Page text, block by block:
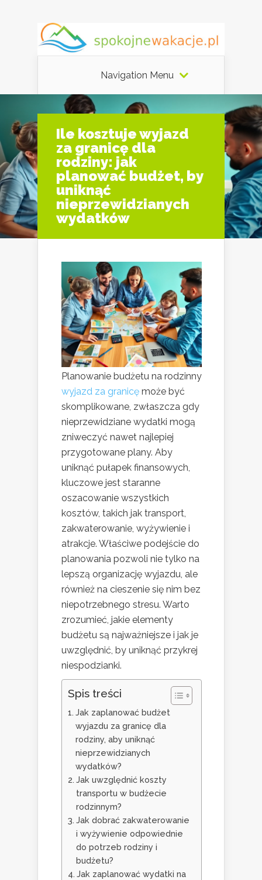
Navigation Menu
Ile kosztuje wyjazd
za granicę dla
rodziny: jak
planować budżet, by
uniknąć
nieprzewidzianych
wydatków
Planowanie budżetu na rodzinny
wyjazd za granicę może być
skomplikowane, zwłaszcza gdy
nieprzewidziane wydatki mogą
zniweczyć nawet najlepiej
przygotowane plany. Aby
uniknąć pułapek finansowych,
kluczowe jest staranne
oszacowanie wszystkich
kosztów, takich jak transport,
zakwaterowanie, wyżywienie i
atrakcje. Właściwe podejście do
planowania pozwoli nie tylko na
lepszą organizację wyjazdu, ale
również na cieszenie się nim bez
niepotrzebnego stresu. Warto
zrozumieć, jakie elementy
budżetu są najważniejsze i jak je
uwzględnić, by uniknąć przykrej
niespodzianki.
Spis treści
Jak zaplanować budżet
wyjazdu za granicę dla
rodziny, aby uniknąć
nieprzewidzianych
wydatków?
Jak uwzględnić koszty
transportu w budżecie
rodzinnym?
Jak dobrać zakwaterowanie
i wyżywienie odpowiednie
do potrzeb rodziny i
budżetu?
Jak zaplanować wydatki na